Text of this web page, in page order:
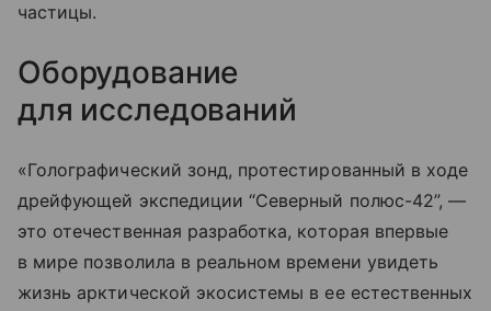
частицы.
Оборудование
для исследований
«Голографический зонд, протестированный в ходе
дрейфующей экспедиции “Северный полюс-42”, —
это отечественная разработка, которая впервые
в мире позволила в реальном времени увидеть
жизнь арктической экосистемы в ее естественных